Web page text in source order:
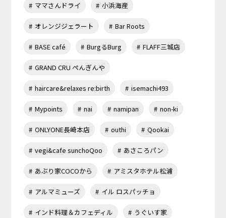
ママさんドライ 小浜海産
オレンジジェラート Bar Roots
BASE café BurgるBurg FLAFF三城店
GRAND CRU ぺんぎんや
haircare&relaxes re:birth isemachi493
Mypoints nai namipan non-ki
ONLYONE長崎本店 outhi Qookai
vegi&cafe sunchoQoo あさころパン
あぶり家COCOから アミスタホテル松浦
アルマミューズ イル ロスパッチョ
インド料理＆カフェディル うぐいす家